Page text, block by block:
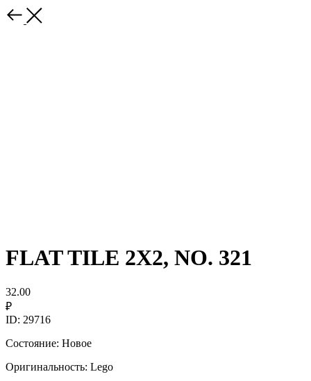
FLAT TILE 2X2, NO. 321
32.00
₽
ID: 29716
Состояние: Новое
Оригинальность: Lego